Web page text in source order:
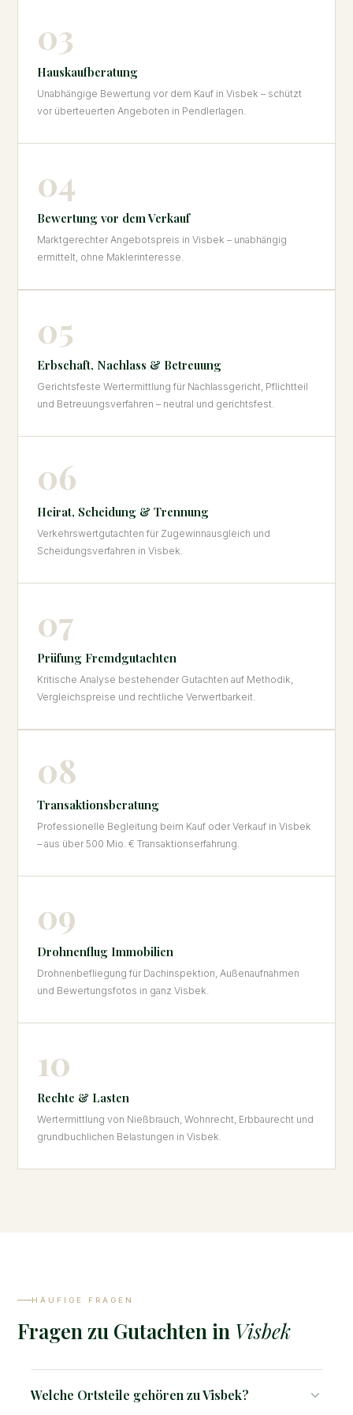
03
Hauskaufberatung
Unabhängige Bewertung vor dem Kauf in Visbek – schützt
vor überteuerten Angeboten in Pendlerlagen.
04
Bewertung vor dem Verkauf
Marktgerechter Angebotspreis in Visbek – unabhängig
ermittelt, ohne Maklerinteresse.
05
Erbschaft, Nachlass & Betreuung
Gerichtsfeste Wertermittlung für Nachlassgericht, Pflichtteil
und Betreuungsverfahren – neutral und gerichtsfest.
06
Heirat, Scheidung & Trennung
Verkehrswertgutachten für Zugewinnausgleich und
Scheidungsverfahren in Visbek.
07
Prüfung Fremdgutachten
Kritische Analyse bestehender Gutachten auf Methodik,
Vergleichspreise und rechtliche Verwertbarkeit.
08
Transaktionsberatung
Professionelle Begleitung beim Kauf oder Verkauf in Visbek
– aus über 500 Mio. € Transaktionserfahrung.
09
Drohnenflug Immobilien
Drohnenbefliegung für Dachinspektion, Außenaufnahmen
und Bewertungsfotos in ganz Visbek.
10
Rechte & Lasten
Wertermittlung von Nießbrauch, Wohnrecht, Erbbaurecht und
grundbuchlichen Belastungen in Visbek.
HÄUFIGE FRAGEN
Fragen zu Gutachten in Visbek
Welche Ortsteile gehören zu Visbek?